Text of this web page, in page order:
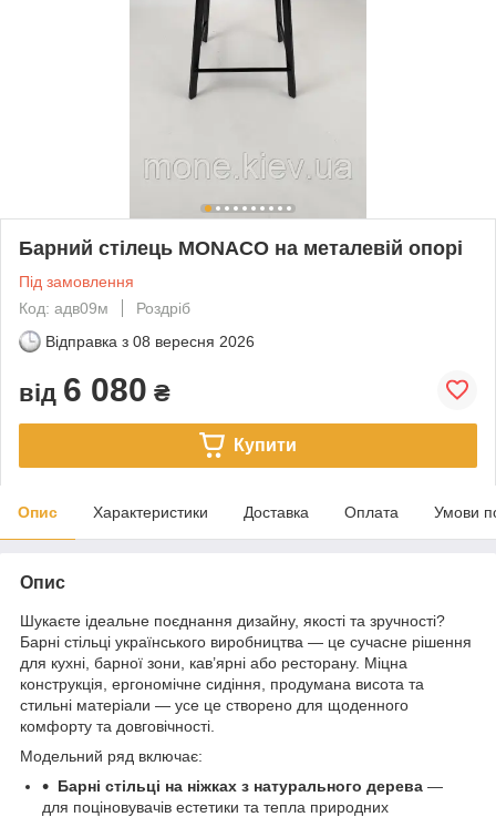
Барний стілець MONACO на металевій опорі
Під замовлення
Код: адв09м
Роздріб
Відправка з 08 вересня 2026
від 6 080 ₴
Купити
Опис Характеристики Доставка Оплата Умови
Опис
Шукаєте ідеальне поєднання дизайну, якості та зручності?
Барні стільці українського виробництва — це сучасне рішення
для кухні, барної зони, кав’ярні або ресторану. Міцна
конструкція, ергономічне сидіння, продумана висота та
стильні матеріали — усе це створено для щоденного
комфорту та довговічності.
Модельний ряд включає:
Барні стільці на ніжках з натурального дерева —
для поціновувачів естетики та тепла природних